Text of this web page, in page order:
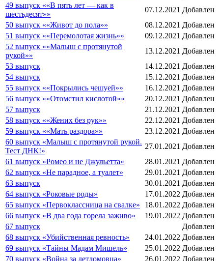
49 выпуск ««В пять лет — как в
шестьдесят»»
07.12.2021 Добавлен
50 выпуск ««Живот до пола»»
08.12.2021 Добавлен
51 выпуск ««Перемолотая жизнь»»
09.12.2021 Добавлен
52 выпуск ««Малыш с протянутой
рукой»»
13.12.2021 Добавлен
53 выпуск
14.12.2021 Добавлен
54 выпуск
15.12.2021 Добавлен
55 выпуск ««Покрылись чешуей»»
16.12.2021 Добавлен
56 выпуск ««Отомстил кислотой»»
20.12.2021 Добавлен
57 выпуск
21.12.2021 Добавлен
58 выпуск ««Жених без рук»»
22.12.2021 Добавлен
59 выпуск ««Мать раздора»»
23.12.2021 Добавлен
60 выпуск «Малыш с протянутой рукой.
Тест ДНК!»
27.01.2021 Добавлен
61 выпуск «Ромео и не Джульетта»
28.01.2021 Добавлен
62 выпуск «Не парадное, а туалет»
29.01.2021 Добавлен
63 выпуск
30.01.2021 Добавлен
64 выпуск «Роковые роды»
17.01.2022 Добавлен
65 выпуск «Первоклассница на свалке»
18.01.2022 Добавлен
66 выпуск «В два года горела заживо»
19.01.2022 Добавлен
67 выпуск
Добавлен
68 выпуск «Убийственная ревность»
24.01.2022 Добавлен
69 выпуск «Тайны Мадам Мишель»
25.01.2022 Добавлен
70 выпуск «Война за детдомовца»
26.01.2022 Добавлен